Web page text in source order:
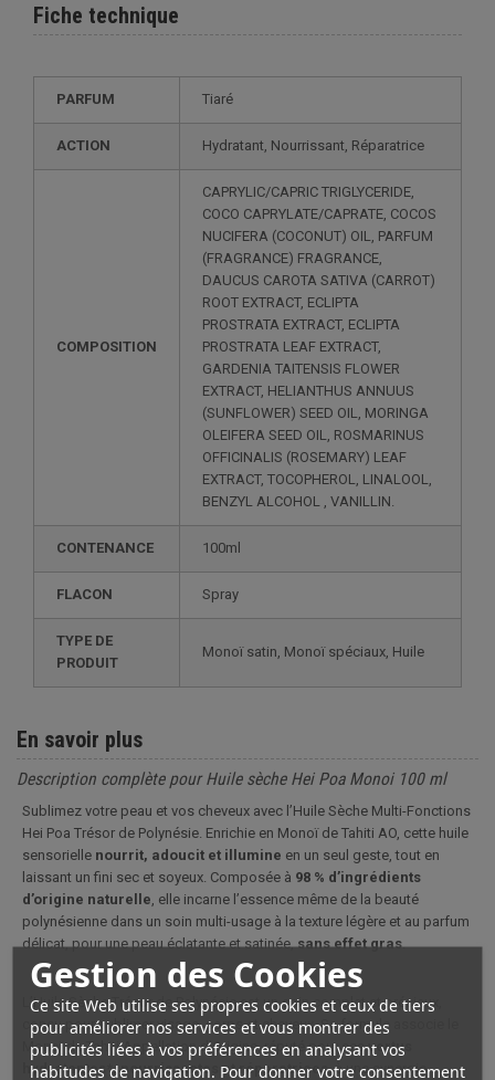
Gestion des Cookies
Ce site Web utilise ses propres cookies et ceux de tiers
pour améliorer nos services et vous montrer des
publicités liées à vos préférences en analysant vos
habitudes de navigation. Pour donner votre consentement
Fiche technique
PARFUM Tiaré
ACTION Hydratant, Nourrissant, Réparatrice
COMPOSITION
CAPRYLIC/CAPRIC TRIGLYCERIDE,
COCO CAPRYLATE/CAPRATE, COCOS
NUCIFERA (COCONUT) OIL, PARFUM
(FRAGRANCE) FRAGRANCE,
DAUCUS CAROTA SATIVA (CARROT)
ROOT EXTRACT, ECLIPTA
PROSTRATA EXTRACT, ECLIPTA
PROSTRATA LEAF EXTRACT,
GARDENIA TAITENSIS FLOWER
EXTRACT, HELIANTHUS ANNUUS
(SUNFLOWER) SEED OIL, MORINGA
OLEIFERA SEED OIL, ROSMARINUS
OFFICINALIS (ROSEMARY) LEAF
EXTRACT, TOCOPHEROL, LINALOOL,
BENZYL ALCOHOL , VANILLIN.
CONTENANCE 100ml
FLACON Spray
TYPE DE
PRODUIT
Monoï satin, Monoï spéciaux, Huile
En savoir plus
Description complète pour Huile sèche Hei Poa Monoi 100 ml
Sublimez votre peau et vos cheveux avec l’Huile Sèche Multi-Fonctions
Hei Poa Trésor de Polynésie. Enrichie en Monoï de Tahiti AO, cette huile
sensorielle nourrit, adoucit et illumine en un seul geste, tout en
laissant un fini sec et soyeux. Composée à 98 % d’ingrédients
d’origine naturelle , elle incarne l’essence même de la beauté
polynésienne dans un soin multi-usage à la texture légère et au parfum
délicat, pour une peau éclatante et satinée,sans effet gras.
L’Huile Sèche Trésor de Polynésie est un soin complet et précieux,
conçu pour sublimer visage, corps et cheveux. Sa formule associe le
Monoï de Tahiti Appellation d’Origine, réputé pour sesvertus
hydratantes*, nourrissantes et réparatrices, à une synergie